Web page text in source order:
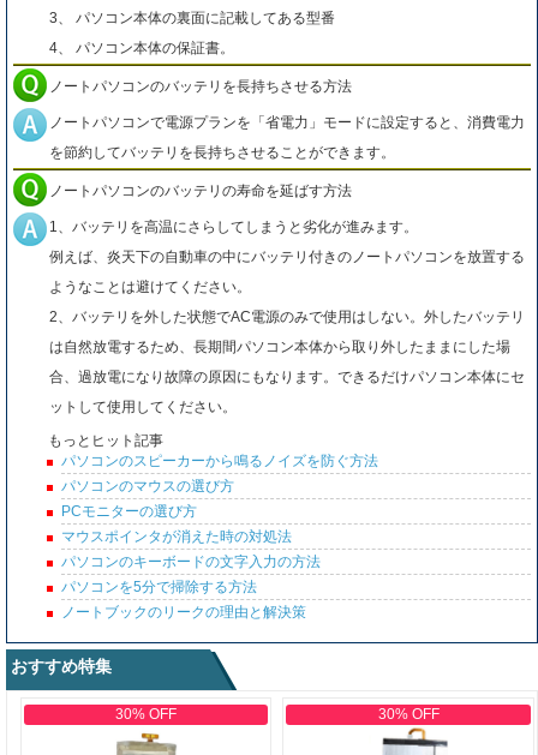
3、 パソコン本体の裏面に記載してある型番
4、 パソコン本体の保証書。
ノートパソコンのバッテリを長持ちさせる方法
ノートパソコンで電源プランを「省電力」モードに設定すると、消費電力
を節約してバッテリを長持ちさせることができます。
ノートパソコンのバッテリの寿命を延ばす方法
1、バッテリを高温にさらしてしまうと劣化が進みます。
例えば、炎天下の自動車の中にバッテリ付きのノートパソコンを放置する
ようなことは避けてください。
2、バッテリを外した状態でAC電源のみで使用はしない。外したバッテリ
は自然放電するため、長期間パソコン本体から取り外したままにした場
合、過放電になり故障の原因にもなります。できるだけパソコン本体にセ
ットして使用してください。
もっとヒット記事
パソコンのスピーカーから鳴るノイズを防ぐ方法
パソコンのマウスの選び方
PCモニターの選び方
マウスポインタが消えた時の対処法
パソコンのキーボードの文字入力の方法
パソコンを5分で掃除する方法
ノートブックのリークの理由と解決策
おすすめ特集
30% OFF 30% OFF